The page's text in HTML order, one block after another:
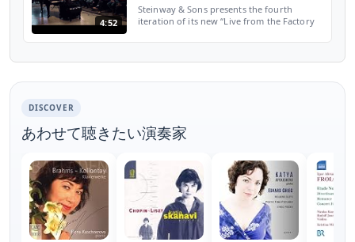
4:52
Steinway & Sons presents the fourth
iteration of its new “Live from the Factory
DISCOVER
あわせて聴きたい演奏家